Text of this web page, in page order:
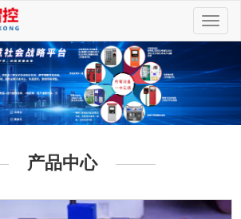
切
换
航
产品中心